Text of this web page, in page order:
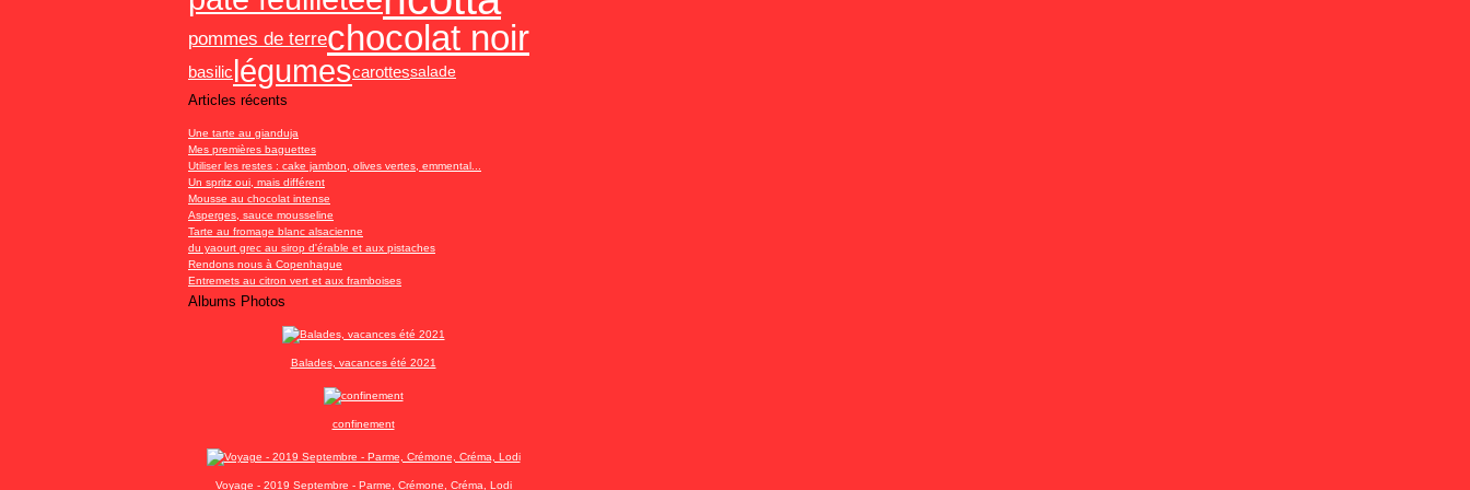
pommes de terrechocolat noir
basiliclégumescarottessalade
Articles récents
Une tarte au gianduja
Mes premières baguettes
Utiliser les restes : cake jambon, olives vertes, emmental...
Un spritz oui, mais différent
Mousse au chocolat intense
Asperges, sauce mousseline
Tarte au fromage blanc alsacienne
du yaourt grec au sirop d'érable et aux pistaches
Rendons nous à Copenhague
Entremets au citron vert et aux framboises
Albums Photos
Balades, vacances été 2021
confinement
Voyage - 2019 Septembre - Parme, Crémone, Créma, Lodi